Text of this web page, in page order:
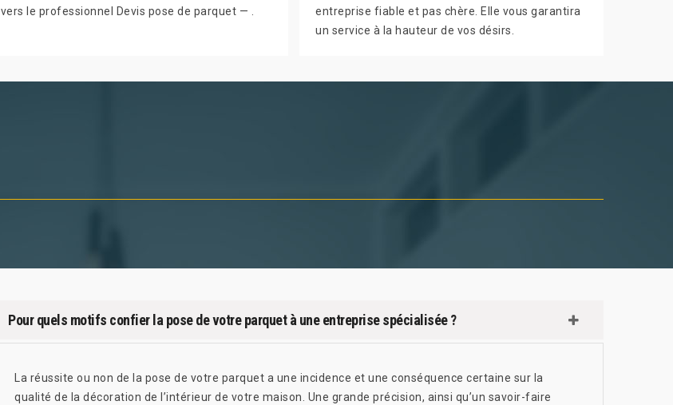
vers le professionnel Devis pose de parquet — .
entreprise fiable et pas chère. Elle vous garantira
un service à la hauteur de vos désirs.
Pour quels motifs confier la pose de votre parquet à une entreprise spécialisée ?
La réussite ou non de la pose de votre parquet a une incidence et une conséquence certaine sur la
qualité de la décoration de l’intérieur de votre maison. Une grande précision, ainsi qu’un savoir-faire